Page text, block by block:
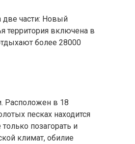
две части: Новый
территория включена в
более 28000
Расположен в 18
песках находится
позагорать и
климат, обилие